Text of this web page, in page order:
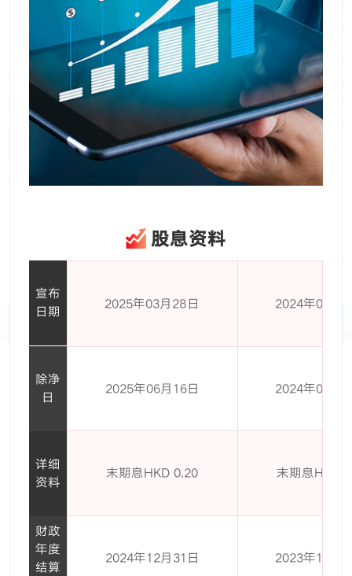
股息资料
宣布
日期
除净
日
详细
资料
财政
年度
结算
2025年03月28日
2025年06月16日
末期息HKD 0.20
2024年12月31日
2024年03月
2024年06月
末期息HKD
2023年12月